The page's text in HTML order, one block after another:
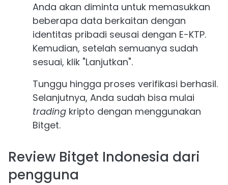
Anda akan diminta untuk memasukkan
beberapa data berkaitan dengan
identitas pribadi seusai dengan E-KTP.
Kemudian, setelah semuanya sudah
sesuai, klik "Lanjutkan".
Tunggu hingga proses verifikasi berhasil.
Selanjutnya, Anda sudah bisa mulai
trading kripto dengan menggunakan
Bitget.
Review Bitget Indonesia dari
pengguna